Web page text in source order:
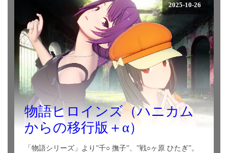
2025-10-26
物語ヒロインズ（ハニカム
からの移行版＋α）
「物語シリーズ」より”千○ 撫子”、”戦○ヶ原 ひたぎ”。